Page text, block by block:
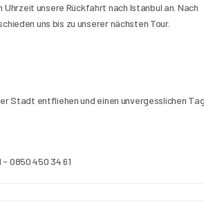
unsere Rückfahrt nach Istanbul an. Nach
uns bis zu unserer nächsten Tour.
Stadt entfliehen und einen unvergesslichen Tag
- 0850 450 34 61